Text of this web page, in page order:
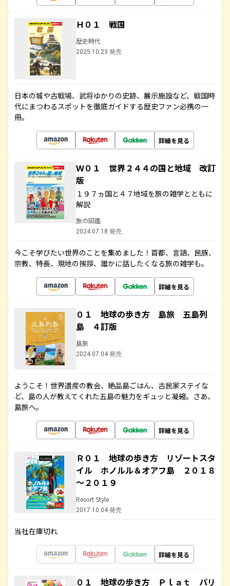
Ｈ０１ 戦国
歴史時代
2025.10.23 発売
日本の城や古戦場、武将ゆかりの史跡、展示施設など、戦国時
代にまつわるスポットを徹底ガイドする歴史ファン必携の一
冊。
詳細を見る
Ｗ０１ 世界２４４の国と地域 改訂
版
１９７ヵ国と４７地域を旅の雑学とともに
解説
旅の図鑑
2024.07.18 発売
今こそ学びたい世界のことを集めました！首都、言語、民族、
宗教、特長、現地の挨拶、誰かに話したくなる旅の雑学も。
詳細を見る
０１ 地球の歩き方 島旅 五島列
島 ４訂版
島旅
2024.07.04 発売
ようこそ！世界遺産の教会、絶品島ごはん、古民家ステイな
ど、島の人が教えてくれた五島の魅力をギュッと凝縮。さあ、
島旅へ。
詳細を見る
Ｒ０１ 地球の歩き方 リゾートスタ
イル ホノルル＆オアフ島 ２０１８
～２０１９
Resort Style
2017.10.04 発売
当社在庫切れ
詳細を見る
０１ 地球の歩き方 Ｐｌａｔ パリ